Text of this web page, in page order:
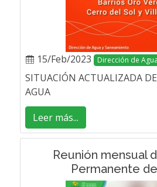
15/Feb/2023 Dirección de Agua
SITUACIÓN ACTUALIZADA
AGUA
Leer más...
Reunión mensual
Permanente